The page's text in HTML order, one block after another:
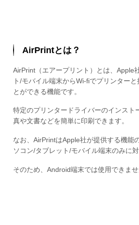
AirPrintとは？
AirPrint（エアープリント）とは、Apple
ト/モバイル端末からWi-fiでプリンター
とができる機能です。
特定のプリンタードライバーのインスト
真や文書などを簡単に印刷できます。
なお、AirPrintはApple社が提供する機能
ソコン/タブレット/モバイル端末のみに対
そのため、Android端末では使用できませ